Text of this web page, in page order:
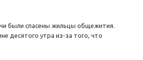
были спасены жильцы общежития.
десятого утра из-за того, что